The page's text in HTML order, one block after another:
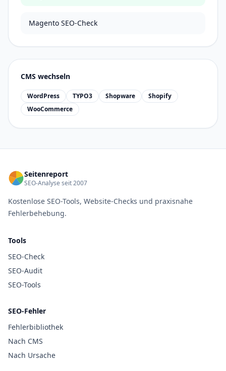
Magento SEO-Check
CMS wechseln
WordPress TYPO3 Shopware
Shopify
WooCommerce
Seitenreport
SEO-Analyse seit 2007
Kostenlose SEO-Tools, Website-Checks und praxisnahe
Fehlerbehebung.
Tools
SEO-Check
SEO-Audit
SEO-Tools
SEO-Fehler
Fehlerbibliothek
Nach CMS
Nach Ursache